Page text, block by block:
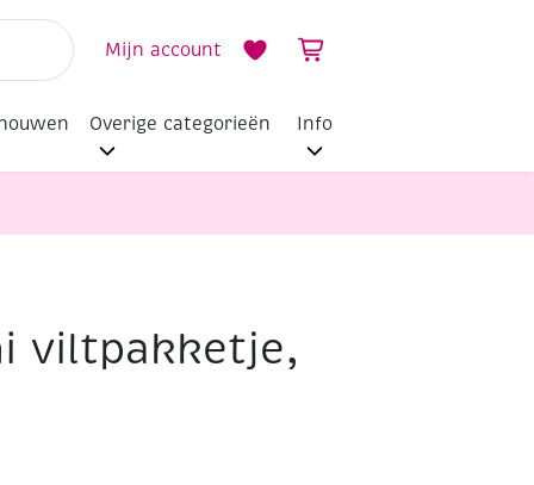
Mijn account
Overige categorieën Info
viltpakketje,